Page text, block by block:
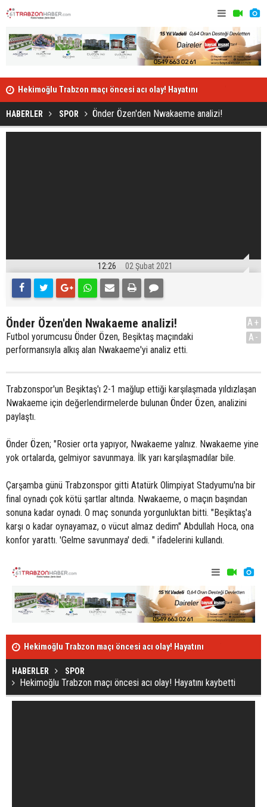
Hekimoğlu Trabzon maçı öncesi acı olay! Hayatını
kaybetti
HABERLER SPOR Önder Özen'den Nwakaeme analizi!
12:26 02 Şubat 2021
Önder Özen'den Nwakaeme analizi!
Futbol yorumcusu Önder Özen, Beşiktaş maçındaki
performansıyla alkış alan Nwakaeme'yi analiz etti.
A+
A-
Trabzonspor'un Beşiktaş'ı 2-1 mağlup ettiği karşılaşmada yıldızlaşan
Nwakaeme için değerlendirmelerde bulunan Önder Özen, analizini
paylaştı.
Önder Özen; "Rosier orta yapıyor, Nwakaeme yalnız. Nwakaeme yine
yok ortalarda, gelmiyor savunmaya. İlk yarı karşılaşmadılar bile.
Çarşamba günü Trabzonspor gitti Atatürk Olimpiyat Stadyumu'na bir
final oynadı çok kötü şartlar altında. Nwakaeme, o maçın başından
sonuna kadar oynadı. O maç sonunda yorgunluktan bitti. "Beşiktaş'a
karşı o kadar oynayamaz, o vücut almaz dedim" Abdullah Hoca, ona
konfor yarattı. 'Gelme savunmaya' dedi. " ifadelerini kullandı.
Hekimoğlu Trabzon maçı öncesi acı olay! Hayatını
kaybetti
HABERLER SPOR
Hekimoğlu Trabzon maçı öncesi acı olay! Hayatını kaybetti